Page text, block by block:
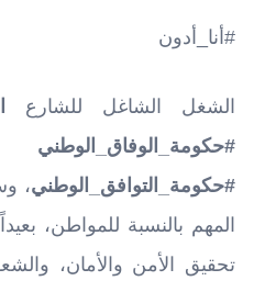
#أنا_أدون
الشغل الشاغل للشارع
#حكومة_التوافق_الوطني،
المهم بالنسبة للمواطن،
تحقيق الأمن والأمان،